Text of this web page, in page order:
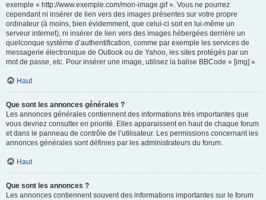
exemple « http://www.exemple.com/mon-image.gif ». Vous ne pourrez
cependant ni insérer de lien vers des images présentes sur votre propre
ordinateur (à moins, bien évidemment, que celui-ci soit en lui-même un
serveur internet), ni insérer de lien vers des images hébergées derrière un
quelconque système d’authentification, comme par exemple les services de
messagerie électronique de Outlook ou de Yahoo, les sites protégés par un
mot de passe, etc. Pour insérer une image, utilisez la balise BBCode « [img] ».
Haut
Que sont les annonces générales ?
Les annonces générales contiennent des informations très importantes que
vous devriez consulter en priorité. Elles apparaissent en haut de chaque forum
et dans le panneau de contrôle de l’utilisateur. Les permissions concernant les
annonces générales sont définies par les administrateurs du forum.
Haut
Que sont les annonces ?
Les annonces contiennent souvent des informations importantes sur le forum